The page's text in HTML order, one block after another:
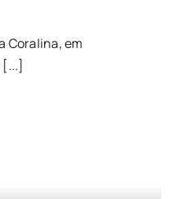
Coralina, em
[...]